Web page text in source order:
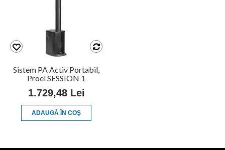
Sistem PA Activ Portabil,
Proel SESSION 1
1.729,48 Lei
ADAUGĂ ÎN COŞ